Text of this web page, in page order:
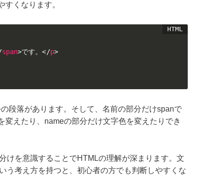
くなります。
span>です。</p>
段落があります。そして、名前の部分だけspanで
えたり、nameの部分だけ文字色を変えたりでき
けを意識することでHTMLの理解が深まります。文
う考え方を持つと、初心者の方でも判断しやすくな